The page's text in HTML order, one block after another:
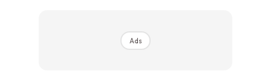
View this post on Instagram
Ads